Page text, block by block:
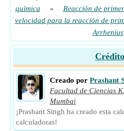
química
» Reacción de
velocidad para la reacción de
Arrhenius
Creado por Prashant
Facultad de Ciencias
Mumbai
¡Prashant Singh ha creado esta
calculadoras!